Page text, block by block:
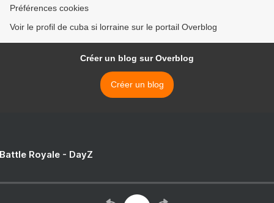
Préférences cookies
Voir le profil de cuba si lorraine sur le portail Overblog
Créer un blog sur Overblog
Créer un blog
Royale - DayZ